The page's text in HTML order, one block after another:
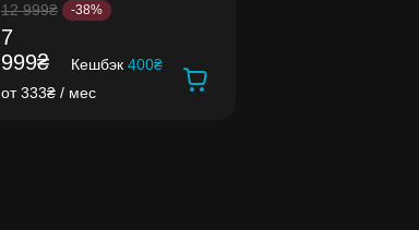
12 999₴ -38%
7
999₴
Кешбэк 400₴
от 333₴ / мес